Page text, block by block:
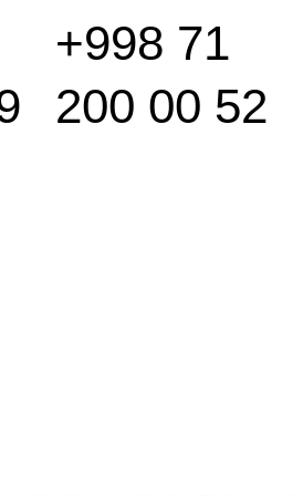
+998 71
200 00 52